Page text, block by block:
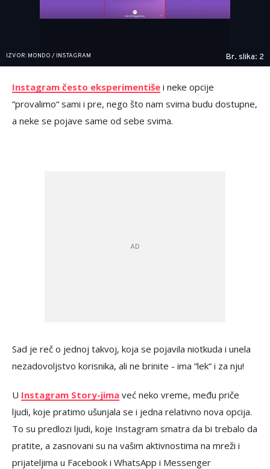
IZVOR: MONDO / INSTAGRAM Br. slika: 2
Instagram često eksperimentiše i neke opcije
“provalimo“ sami i pre, nego što nam svima budu dostupne,
a neke se pojave same od sebe svima.
Sad je reč o jednoj takvoj, koja se pojavila niotkuda i unela
nezadovoljstvo korisnika, ali ne brinite - ima “lek“ i za nju!
U Instagram Story-jima već neko vreme, među priče
ljudi, koje pratimo ušunjala se i jedna relativno nova opcija.
To su predlozi ljudi, koje Instagram smatra da bi trebalo da
pratite, a zasnovani su na vašim aktivnostima na mreži i
prijateljima u Facebook i WhatsApp i Messenger